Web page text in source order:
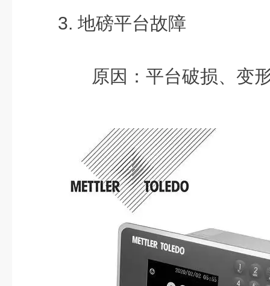
3. 地磅平台故障
原因：平台破损、变形